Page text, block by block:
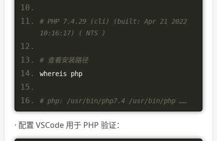
# PHP 7.4.29 (cli) (built: Apr 21 2022
10:16:17) ( NTS )
# 查看安装路径
whereis php
# php: /usr/bin/php7.4 /usr/bin/php ……
· 配置 VSCode 用于 PHP 验证：